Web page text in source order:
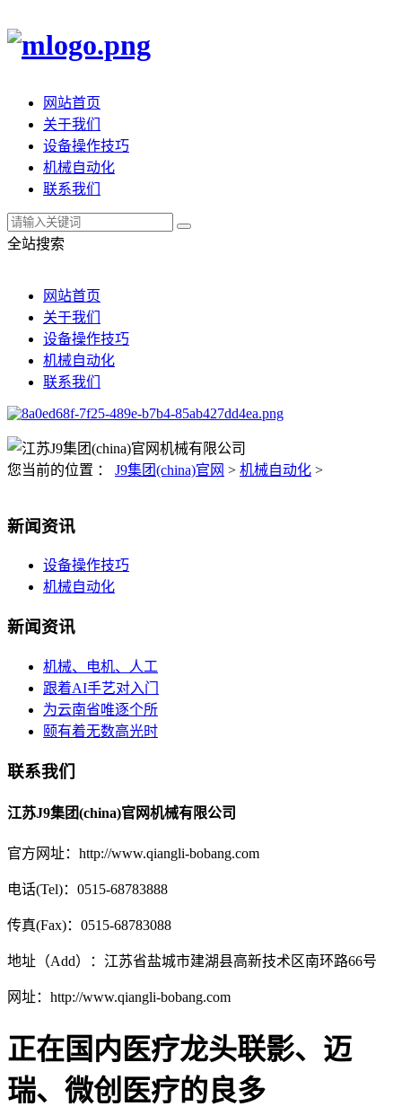
网站首页
关于我们
设备操作技巧
机械自动化
联系我们
全站搜索
网站首页
关于我们
设备操作技巧
机械自动化
联系我们
您当前的位置 ： J9集团(china)官网 > 机械自动化 >
新闻资讯
设备操作技巧
机械自动化
新闻资讯
机械、电机、人工
跟着AI手艺对入门
为云南省唯逐个所
颐有着无数高光时
联系我们
江苏J9集团(china)官网机械有限公司
官方网址：http://www.qiangli-bobang.com
电话(Tel)：0515-68783888
传真(Fax)：0515-68783088
地址（Add）：江苏省盐城市建湖县高新技术区南环路66号
网址：http://www.qiangli-bobang.com
正在国内医疗龙头联影、迈
瑞、微创医疗的良多